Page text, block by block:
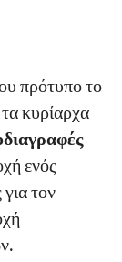
πρότυπο το
κυρίαρχα
ενός
τον